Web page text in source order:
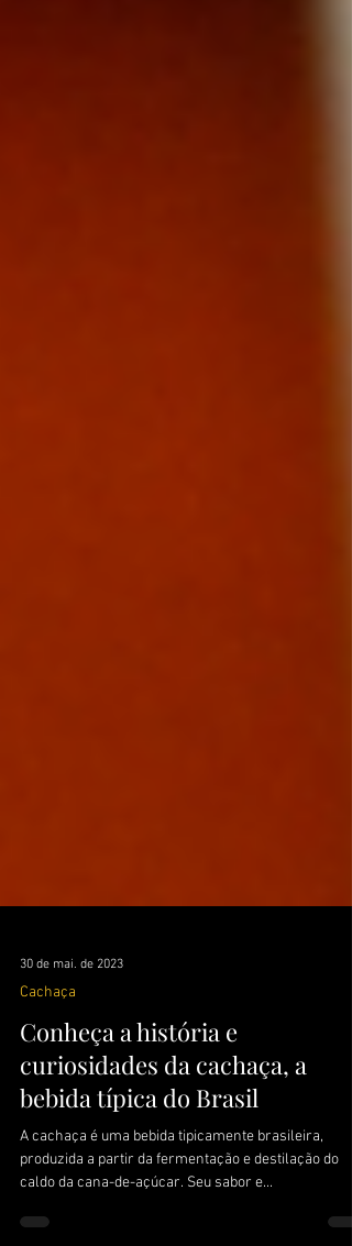
30 de mai. de 2023
Cachaça
Conheça a história e
curiosidades da cachaça, a
bebida típica do Brasil
produzida a partir da fermentação e destilação do